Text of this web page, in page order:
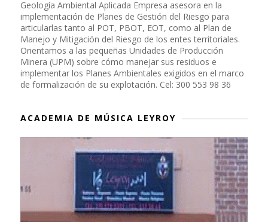
Geología Ambiental Aplicada Empresa asesora en la
implementación de Planes de Gestión del Riesgo para
articularlas tanto al POT, PBOT, EOT, como al Plan de
Manejo y Mitigación del Riesgo de los entes territoriales.
Orientamos a las pequeñas Unidades de Producción
Minera (UPM) sobre cómo manejar sus residuos e
implementar los Planes Ambientales exigidos en el marco
de formalización de su explotación. Cel: 300 553 98 36
ACADEMIA DE MÚSICA LEYROY